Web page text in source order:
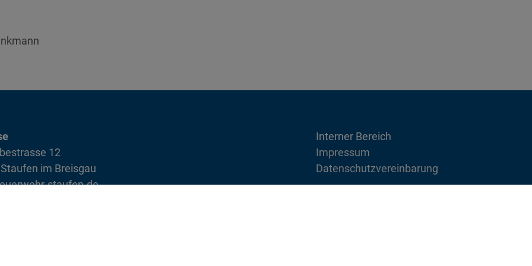
12
im Breisgau
staufen.de
Interner Bereich
Impressum
Datenschutzvereinbarung